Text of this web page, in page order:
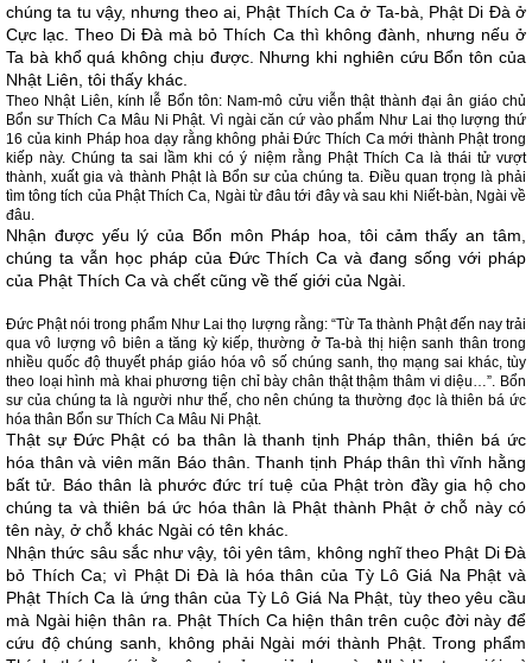
chúng ta tu vậy, nhưng theo ai, Phật Thích Ca ở Ta-bà, Phật Di Đà ở
Cực lạc. Theo Di Đà mà bỏ Thích Ca thì không đành, nhưng nếu ở
Ta bà khổ quá không chịu được. Nhưng khi nghiên cứu Bổn tôn của
Nhật Liên, tôi thấy khác.
Theo Nhật Liên, kính lễ Bổn tôn: Nam-mô cửu viễn thật thành đại ân giáo chủ
Bổn sư Thích Ca Mâu Ni Phật. Vì ngài căn cứ vào phẩm Như Lai thọ lượng thứ
16 của kinh Pháp hoa dạy rằng không phải Đức Thích Ca mới thành Phật trong
kiếp này. Chúng ta sai lầm khi có ý niệm rằng Phật Thích Ca là thái tử vượt
thành, xuất gia và thành Phật là Bổn sư của chúng ta. Điều quan trọng là phải
tìm tông tích của Phật Thích Ca, Ngài từ đâu tới đây và sau khi Niết-bàn, Ngài về
đâu.
Nhận được yếu lý của Bổn môn Pháp hoa, tôi cảm thấy an tâm,
chúng ta vẫn học pháp của Đức Thích Ca và đang sống với pháp
của Phật Thích Ca và chết cũng về thế giới của Ngài.
Đức Phật nói trong phẩm Như Lai thọ lượng rằng: “Từ Ta thành Phật đến nay trải
qua vô lượng vô biên a tăng kỳ kiếp, thường ở Ta-bà thị hiện sanh thân trong
nhiều quốc độ thuyết pháp giáo hóa vô số chúng sanh, thọ mạng sai khác, tùy
theo loại hình mà khai phương tiện chỉ bày chân thật thậm thâm vi diệu…”. Bổn
sư của chúng ta là người như thế, cho nên chúng ta thường đọc là thiên bá ức
hóa thân Bổn sư Thích Ca Mâu Ni Phật.
Thật sự Đức Phật có ba thân là thanh tịnh Pháp thân, thiên bá ức
hóa thân và viên mãn Báo thân. Thanh tịnh Pháp thân thì vĩnh hằng
bất tử. Báo thân là phước đức trí tuệ của Phật tròn đầy gia hộ cho
chúng ta và thiên bá ức hóa thân là Phật thành Phật ở chỗ này có
tên này, ở chỗ khác Ngài có tên khác.
Nhận thức sâu sắc như vậy, tôi yên tâm, không nghĩ theo Phật Di Đà
bỏ Thích Ca; vì Phật Di Đà là hóa thân của Tỳ Lô Giá Na Phật và
Phật Thích Ca là ứng thân của Tỳ Lô Giá Na Phật, tùy theo yêu cầu
mà Ngài hiện thân ra. Phật Thích Ca hiện thân trên cuộc đời này để
cứu độ chúng sanh, không phải Ngài mới thành Phật. Trong phẩm